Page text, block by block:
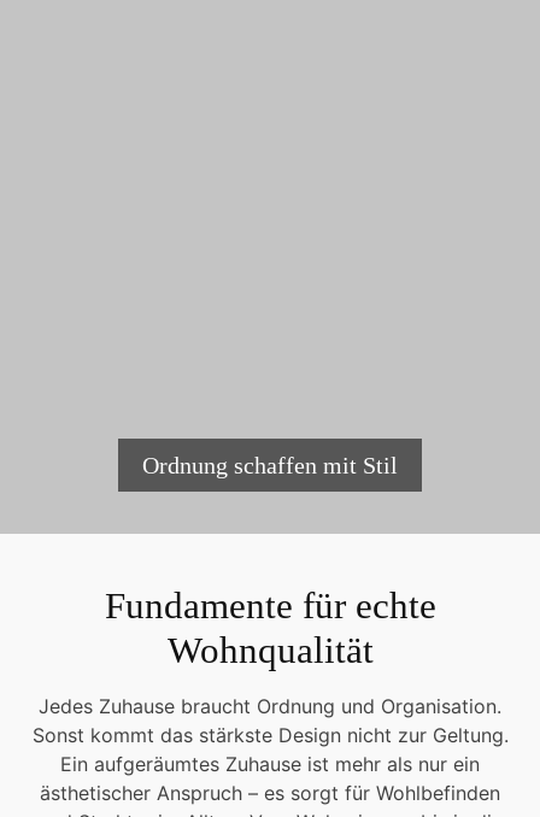
Ordnung schaffen mit Stil
Fundamente für echte
Wohnqualität
Jedes Zuhause braucht Ordnung und Organisation.
Sonst kommt das stärkste Design nicht zur Geltung.
Ein aufgeräumtes Zuhause ist mehr als nur ein
ästhetischer Anspruch – es sorgt für Wohlbefinden